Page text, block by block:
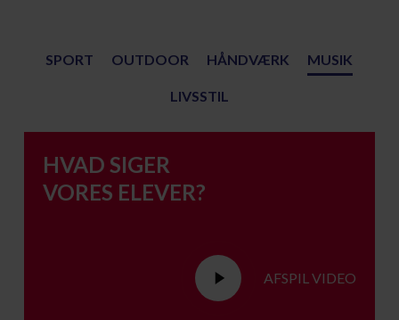
SPORT OUTDOOR HÅNDVÆRK MUSIK
LIVSSTIL
HVAD SIGER
VORES ELEVER?
Play
Video
AFSPIL VIDEO